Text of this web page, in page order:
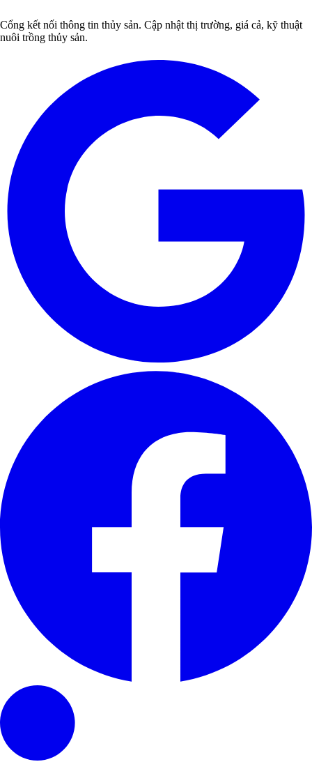
Cổng kết nối thông tin thủy sản. Cập nhật thị trường, giá cả, kỹ thuật
nuôi trồng thủy sản.